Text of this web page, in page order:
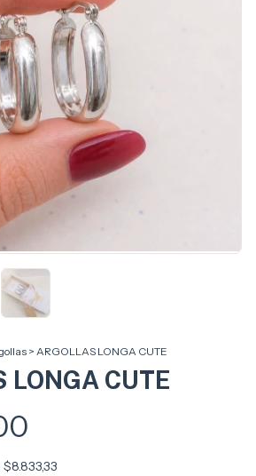
> ARGOLLAS LONGA CUTE
LONGA CUTE
$8.833,33